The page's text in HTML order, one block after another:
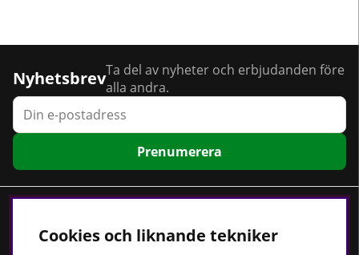
NyhetsbrevTa del av nyheter och erbjudanden före
alla andra.
Prenumerera
Om ossCookies och liknande tekniker